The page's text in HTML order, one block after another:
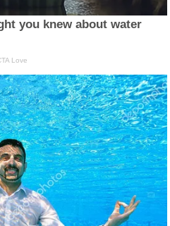
you knew about water
Love